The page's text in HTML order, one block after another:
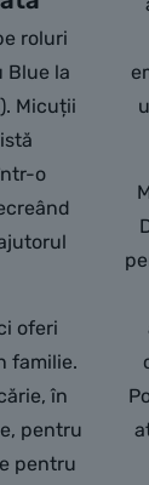
roluri
Blue la
Micuții
o
oferi
familie.
în
pentru
pentru